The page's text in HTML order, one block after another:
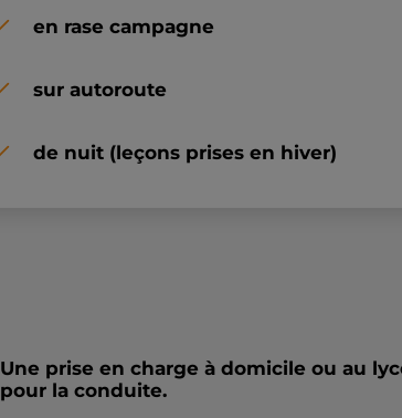
en rase campagne
sur autoroute
de nuit (leçons prises en hiver)
Une prise en charge à domicile ou au
pour la conduite.